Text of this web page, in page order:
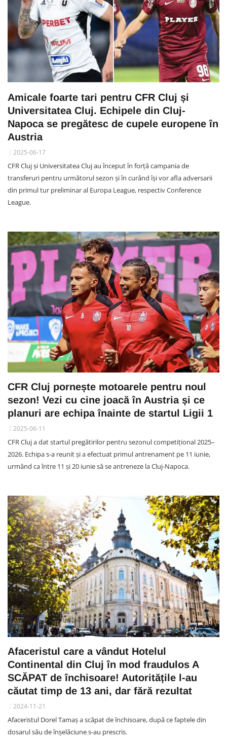
Amicale foarte tari pentru CFR Cluj și
Universitatea Cluj. Echipele din Cluj-
Napoca se pregătesc de cupele europene în
Austria
2025-06-17
CFR Cluj și Universitatea Cluj au început în forță campania de
transferuri pentru următorul sezon și în curând își vor afla adversarii
din primul tur preliminar al Europa League, respectiv Conference
League.
CFR Cluj pornește motoarele pentru noul
sezon! Vezi cu cine joacă în Austria și ce
planuri are echipa înainte de startul Ligii 1
2025-06-11
CFR Cluj a dat startul pregătirilor pentru sezonul competițional 2025–
2026. Echipa s-a reunit și a efectuat primul antrenament pe 11 iunie,
urmând ca între 11 și 20 iunie să se antreneze la Cluj-Napoca.
Afaceristul care a vândut Hotelul
Continental din Cluj în mod fraudulos A
SCĂPAT de închisoare! Autoritățile l-au
căutat timp de 13 ani, dar fără rezultat
2024-11-21
Afaceristul Dorel Tamaș a scăpat de închisoare, după ce faptele din
dosarul său de înșelăciune s-au prescris.